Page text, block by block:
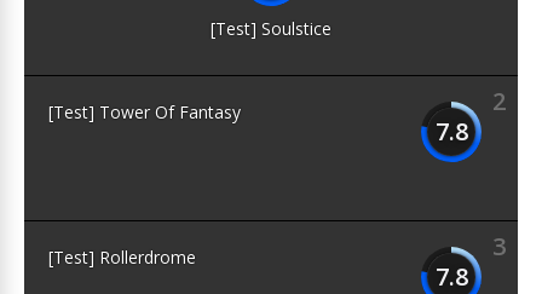
[Test] Soulstice
2
7.8
[Test] Tower Of Fantasy
3
7.8
[Test] Rollerdrome